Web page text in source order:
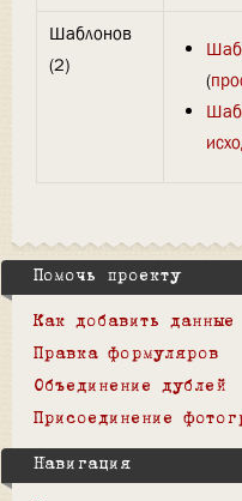
Шаблонов
(2)
(
Помочь проекту
Как добавить данные
Правка формуляров
Объединение дублей
Присоединение
Навигация